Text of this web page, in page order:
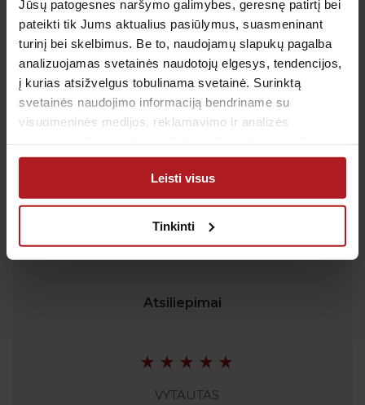
Jūsų patogesnes naršymo galimybes, geresnę patirtį bei
pateikti tik Jums aktualius pasiūlymus, suasmeninant
turinį bei skelbimus. Be to, naudojamų slapukų pagalba
analizuojamas svetainės naudotojų elgesys, tendencijos,
į kurias atsižvelgus tobulinama svetainė. Surinktą
svetainės naudojimo informaciją bendriname su
visuomeninės medijos, reklamavimo ir analizės
arba naudojant paslaugas surinktos informacijos.
Leisti visus
Tinkinti
Tel.:+370 700 55 511
Tel.: (iš užsienio)00-370-37-245330
Skambučiai į klientų aptarnavimo centro numerį
apmokestinami pagal Jūsų ryšio operatoriaus
taikomą tarifą.
El. paštas:pagalba@anteja.lt
VI 09:00 – 13:00
VII: Nedirbame
Atsiliepimai
VYTAUTAS